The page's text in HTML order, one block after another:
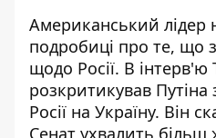
Американський лідер
подробиці про те, що
щодо Росії. В
розкритикував
Росії на Україну. Він
Сенат ухвалить більш